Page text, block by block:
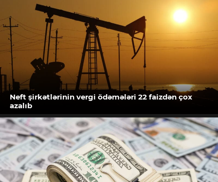
Neft şirkətlərinin vergi ödəmələri 22 faizdən çox
azalıb